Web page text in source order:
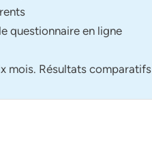
questionnaire en ligne
mois. Résultats comparatifs